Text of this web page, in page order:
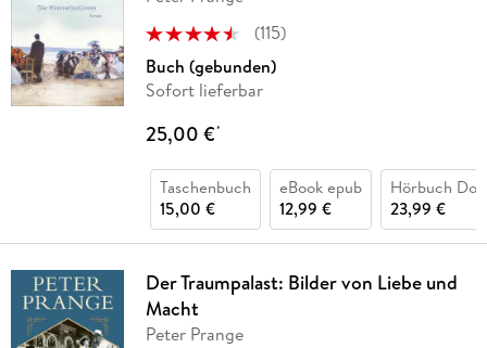
(115)
Buch (gebunden)
Sofort lieferbar
25,00 €*
Taschenbuch
15,00 €
eBook epub
12,99 €
Hörbuch
23,99 €
Der Traumpalast: Bilder von Liebe und
Macht
Peter Prange